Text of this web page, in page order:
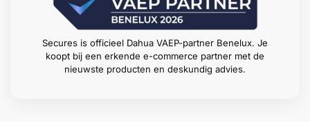
Secures is officieel Dahua VAEP-partner Benelux. Je
koopt bij een erkende e-commerce partner met de
nieuwste producten en deskundig advies.